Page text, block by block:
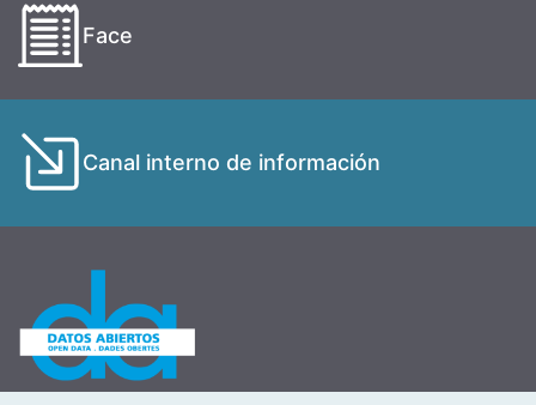
Face
Canal interno de información